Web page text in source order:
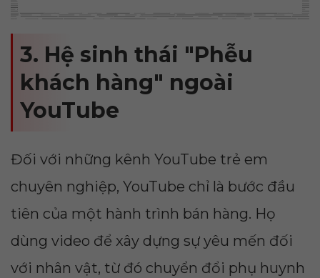
3. Hệ sinh thái "Phễu
khách hàng" ngoài
YouTube
Đối với những kênh YouTube trẻ em
chuyên nghiệp, YouTube chỉ là bước đầu
tiên của một hành trình bán hàng. Họ
dùng video để xây dựng sự yêu mến đối
với nhân vật, từ đó chuyển đổi phụ huynh